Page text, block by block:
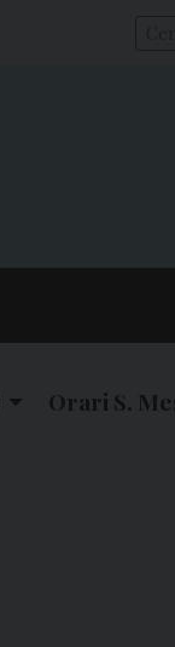
Orari S.